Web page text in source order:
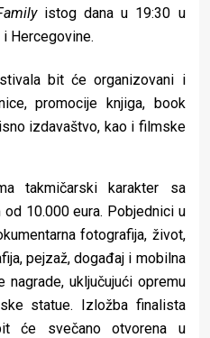
istog dana u 19:30 u
Hercegovine.
bit će organizovani i
promocije knjiga, book
izdavaštvo, kao i filmske
takmičarski karakter sa
10.000 eura. Pobjednici u
fotografija, život,
pejzaž, događaj i mobilna
nagrade, uključujući opremu
statue. Izložba finalista
će svečano otvorena u